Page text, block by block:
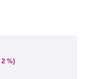
2 %)